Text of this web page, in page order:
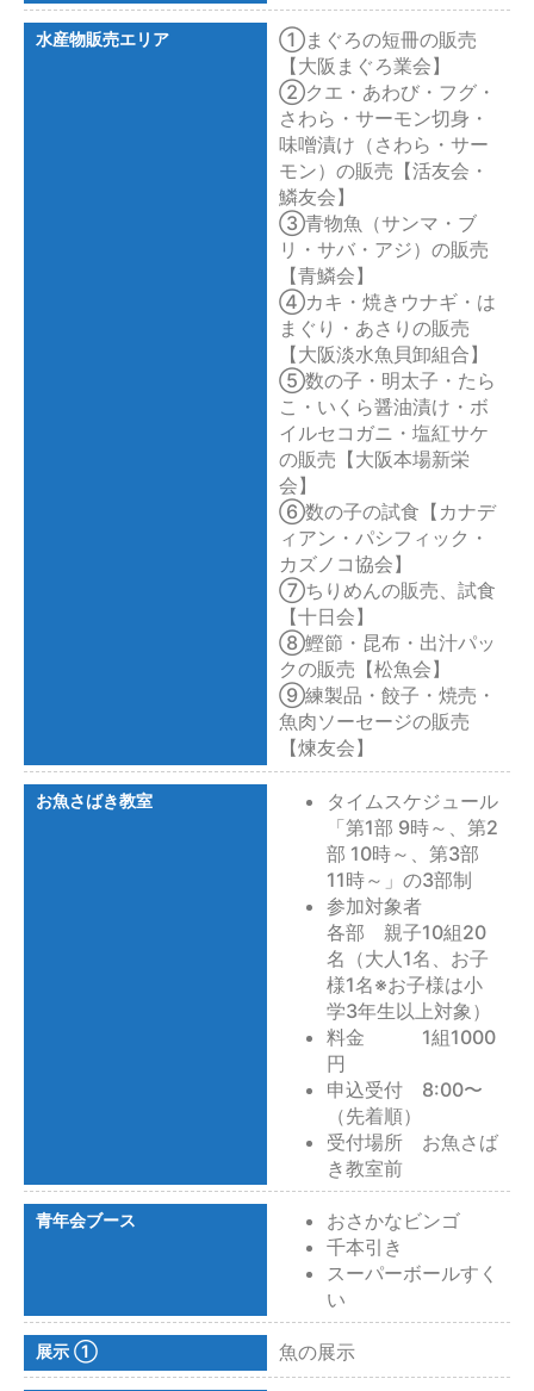
水産物販売エリア
①まぐろの短冊の販売
【大阪まぐろ業会】
②クエ・あわび・フグ・
さわら・サーモン切身・
味噌漬け（さわら・サー
モン）の販売【活友会・
鱗友会】
③青物魚（サンマ・ブ
リ・サバ・アジ）の販売
【青鱗会】
④カキ・焼きウナギ・は
まぐり・あさりの販売
【大阪淡水魚貝卸組合】
⑤数の子・明太子・たら
こ・いくら醤油漬け・ボ
イルセコガニ・塩紅サケ
の販売【大阪本場新栄
会】
⑥数の子の試食【カナデ
ィアン・パシフィック・
カズノコ協会】
⑦ちりめんの販売、試食
【十日会】
⑧鰹節・昆布・出汁パッ
クの販売【松魚会】
⑨練製品・餃子・焼売・
魚肉ソーセージの販売
【煉友会】
お魚さばき教室
タイムスケジュール
「第1部 9時～、第2
部 10時～、第3部
11時～」の3部制
参加対象者
各部 親子10組20
名（大人1名、お子
様1名※お子様は小
学3年生以上対象）
料金 1組1000
円
申込受付 8:00〜
（先着順）
受付場所 お魚さば
き教室前
青年会ブース
おさかなビンゴ
千本引き
スーパーボールすく
い
展示 ① 魚の展示